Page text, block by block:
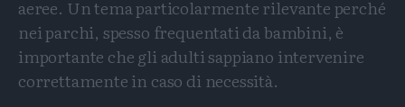
aeree. Un tema particolarmente rilevante perché
nei parchi, spesso frequentati da bambini, è
importante che gli adulti sappiano intervenire
correttamente in caso di necessità.